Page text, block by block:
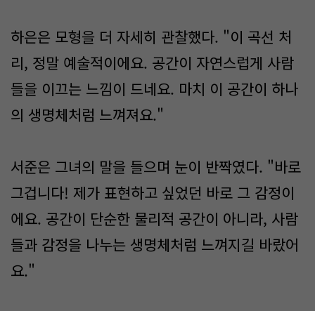
하은은 모형을 더 자세히 관찰했다. "이 곡선 처
리, 정말 예술적이에요. 공간이 자연스럽게 사람
들을 이끄는 느낌이 드네요. 마치 이 공간이 하나
의 생명체처럼 느껴져요."
서준은 그녀의 말을 들으며 눈이 반짝였다. "바로
그겁니다! 제가 표현하고 싶었던 바로 그 감정이
에요. 공간이 단순한 물리적 공간이 아니라, 사람
들과 감정을 나누는 생명체처럼 느껴지길 바랐어
요."